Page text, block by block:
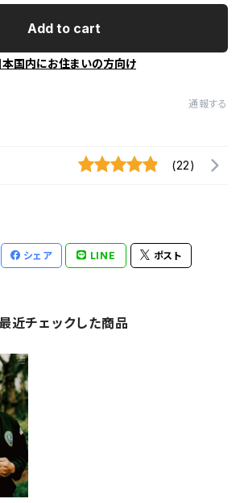
Add to cart
本国内にお住まいの方向け
通報する
(22)
シェア LINE ポスト
最近チェックした商品